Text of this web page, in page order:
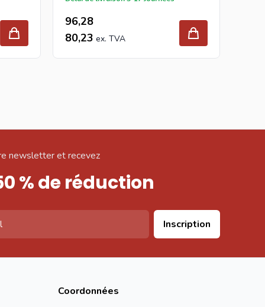
96,28
80,23
newsletter et recevez
% de réduction
Inscription
Coordonnées